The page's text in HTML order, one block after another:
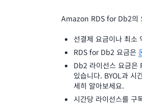
Amazon RDS for Db2의
선결제 요금이나 최소
RDS for Db2 요금은
Db2 라이선스 요금은
있습니다. BYOL과
세히 알아보세요.
시간당 라이선스를 구